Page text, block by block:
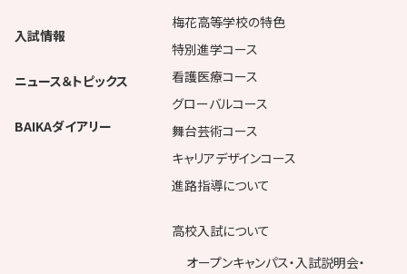
入試情報
ニュース＆トピックス
BAIKAダイアリー
梅花高等学校の特色
特別進学コース
看護医療コース
グローバルコース
舞台芸術コース
キャリアデザインコース
進路指導について
高校入試について
オープンキャンパス・入試説明会・